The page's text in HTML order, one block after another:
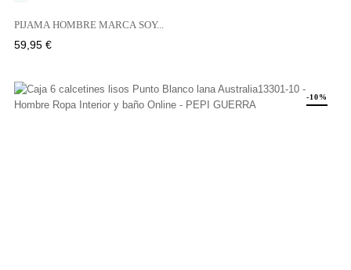
PIJAMA HOMBRE MARCA SOY...
Precio
59,95 €
-10%